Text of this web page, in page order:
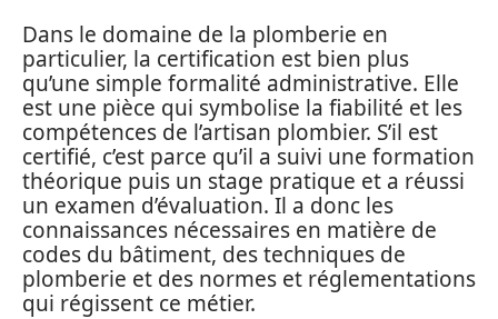
Dans le domaine de la plomberie en
particulier, la certification est bien plus
qu’une simple formalité administrative. Elle
est une pièce qui symbolise la fiabilité et les
compétences de l’artisan plombier. S’il est
certifié, c’est parce qu’il a suivi une formation
théorique puis un stage pratique et a réussi
un examen d’évaluation. Il a donc les
connaissances nécessaires en matière de
codes du bâtiment, des techniques de
plomberie et des normes et réglementations
qui régissent ce métier.